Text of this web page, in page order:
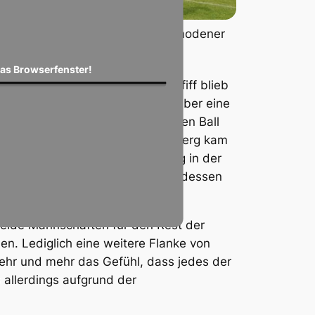
Browserfenster!
Vollversammlung im Schodener
lautstark geforderte Elfmeterpfiff blieb
Schodener Tor, als Moritz Faber eine
Mathias Duewel flog, der den Ball
Penth über Herbert Stuhlberg kam
streifte. Mathias Duewel schlug in der
den Ball durch für Chris Geib, dessen
Mannschaften für den Rest der
Lediglich eine weitere Flanke von
und mehr das Gefühl, dass jedes der
aufgrund der